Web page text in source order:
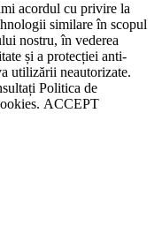
acordul cu privire la
similare în scopul
nostru, în vederea
și a protecției anti-
utilizării neautorizate.
Politica de
ACCEPT